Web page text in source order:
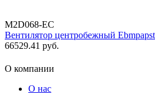
M2D068-EC
Вентилятор центробежный
66529.41 руб.
О компании
О нас